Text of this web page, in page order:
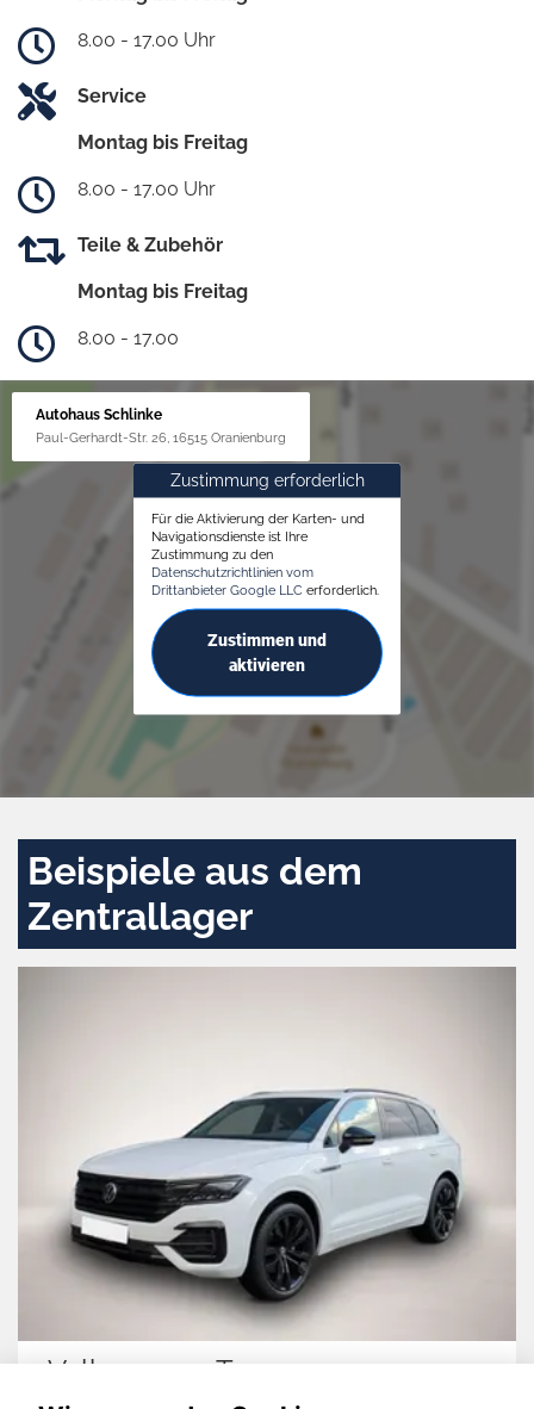
8.00 - 17.00 Uhr
Service
Montag bis Freitag
8.00 - 17.00 Uhr
Teile & Zubehör
Montag bis Freitag
8.00 - 17.00
Autohaus Schlinke
Paul-Gerhardt-Str. 26, 16515 Oranienburg
Zustimmung erforderlich
Für die Aktivierung der Karten- und
Navigationsdienste ist Ihre
Zustimmung zu den
Datenschutzrichtlinien vom
Drittanbieter Google LLC erforderlich.
Zustimmen und
aktivieren
Beispiele aus dem
Zentrallager
Volkswagen Touareg